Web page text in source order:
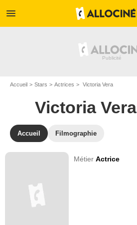
menu
Accueil Stars Actrices Victoria Vera
Victoria Vera
Accueil Filmographie
MétierActrice